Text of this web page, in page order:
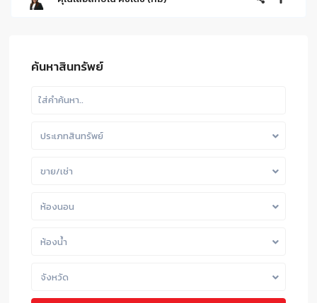
ค้นหาสินทรัพย์
ประเภทสินทรัพย์
ขาย/เช่า
ห้องนอน
ห้องน้ำ
จังหวัด